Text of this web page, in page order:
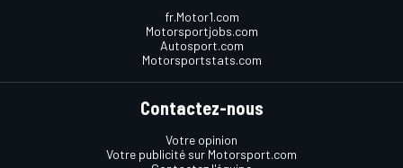
fr.Motor1.com
Motorsportjobs.com
Autosport.com
Motorsportstats.com
Contactez-nous
Votre opinion
Votre publicité sur Motorsport.com